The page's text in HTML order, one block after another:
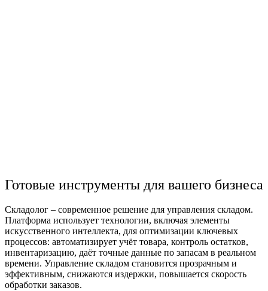
Готовые инструменты для вашего бизнеса
Складолог – современное решение для управления складом.
Платформа использует технологии, включая элементы
искусственного интеллекта, для оптимизации ключевых
процессов: автоматизирует учёт товара, контроль остатков,
инвентаризацию, даёт точные данные по запасам в реальном
времени. Управление складом становится прозрачным и
эффективным, снижаются издержки, повышается скорость
обработки заказов.